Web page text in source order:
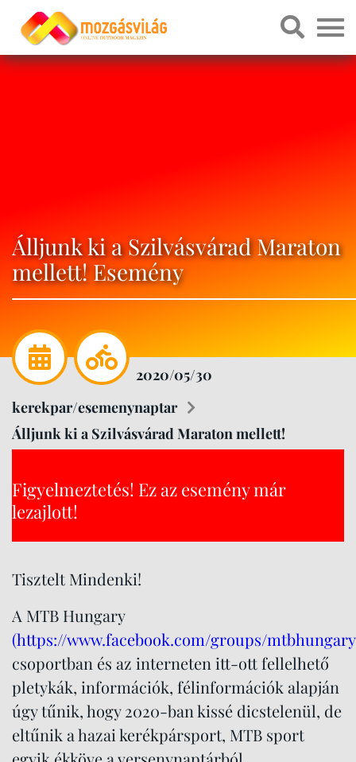
Álljunk ki a Szilvásvárad Maraton
mellett! Esemény
2020/05/30
kerekpar/esemenynaptar
Álljunk ki a Szilvásvárad Maraton mellett!
Figyelmeztetés! Ez az esemény már
lezajlott!
Tisztelt Mindenki!
A MTB Hungary
(https://www.facebook.com/groups/
csoportban és az interneten itt-ott fellelhető
pletykák, információk, félinformációk alapján
úgy tűnik, hogy 2020-ban kissé dicstelenül, de
eltűnik a hazai kerékpársport, MTB sport